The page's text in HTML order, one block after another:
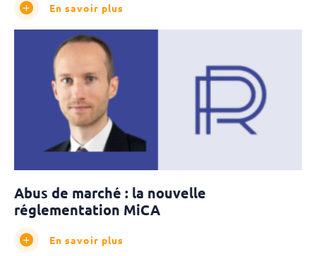
En savoir plus
Abus de marché : la nouvelle
réglementation MiCA
En savoir plus